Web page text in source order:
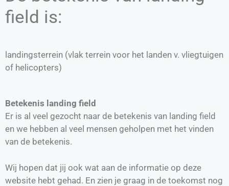
field is:
landingsterrein (vlak terrein voor het landen v. vliegtuigen
of helicopters)
Betekenis landing field
Er is al veel gezocht naar de betekenis van landing field
en we hebben al veel mensen geholpen met het vinden
van de betekenis.
Wij hopen dat jij ook wat aan de informatie op deze
website hebt gehad. En zien je graag in de toekomst nog